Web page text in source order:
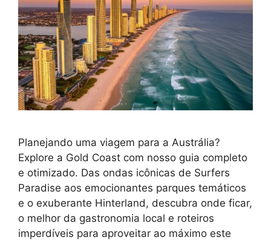
Planejando uma viagem para a Austrália?
Explore a Gold Coast com nosso guia completo
e otimizado. Das ondas icônicas de Surfers
Paradise aos emocionantes parques temáticos
e o exuberante Hinterland, descubra onde ficar,
o melhor da gastronomia local e roteiros
imperdíveis para aproveitar ao máximo este